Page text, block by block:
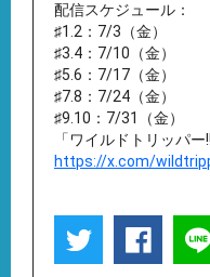
配信スケジュール：
♯1.2：7/3（金）
♯3.4：7/10（金）
♯5.6：7/17（金）
♯7.8：7/24（金）
♯9.10：7/31（金）
「ワイルドトリッパ
https://x.com/